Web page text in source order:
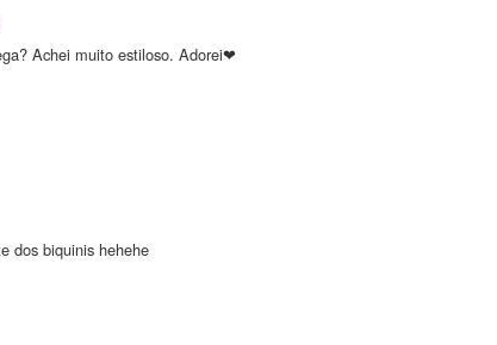
Achei muito estiloso. Adorei❤
dos biquinis hehehe